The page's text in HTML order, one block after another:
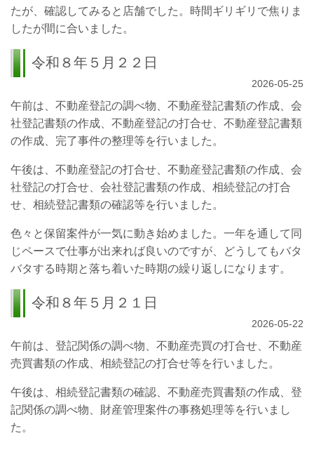
たが、確認してみると店舗でした。時間ギリギリで焦りま
したが間に合いました。
令和８年５月２２日
2026-05-25
午前は、不動産登記の調べ物、不動産登記書類の作成、会
社登記書類の作成、不動産登記の打合せ、不動産登記書類
の作成、完了事件の整理等を行いました。
午後は、不動産登記の打合せ、不動産登記書類の作成、会
社登記の打合せ、会社登記書類の作成、相続登記の打合
せ、相続登記書類の確認等を行いました。
色々と保留案件が一気に動き始めました。一年を通して同
じペースで仕事が出来れば良いのですが、どうしてもバタ
バタする時期と落ち着いた時期の繰り返しになります。
令和８年５月２１日
2026-05-22
午前は、登記関係の調べ物、不動産売買の打合せ、不動産
売買書類の作成、相続登記の打合せ等を行いました。
午後は、相続登記書類の確認、不動産売買書類の作成、登
記関係の調べ物、財産管理案件の事務処理等を行いまし
た。